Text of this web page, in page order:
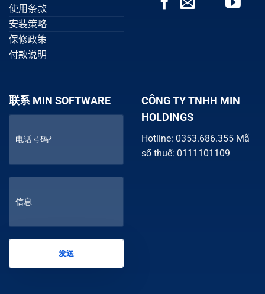
使用条款
安装策略
保修政策
付款说明
联系 MIN SOFTWARE
CÔNG TY TNHH MIN
HOLDINGS
Hotline: 0353.686.355 Mã
số thuế: 0111101109